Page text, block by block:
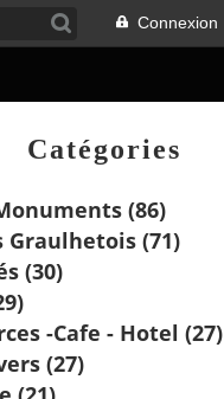
Connexion
Catégories
(86)
Graulhetois (71)
(30)
-cafe - Hotel (27)
(27)